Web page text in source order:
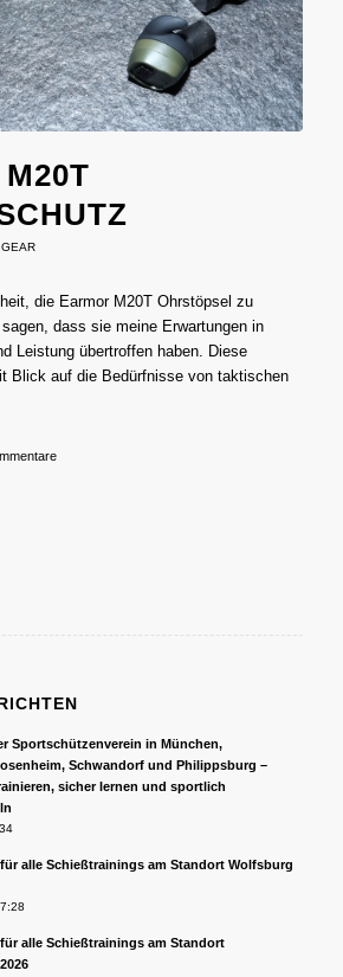
GEAR
die Earmor M20T Ohrstöpsel zu
dass sie meine Erwartungen in
Leistung übertroffen haben. Diese
Blick auf die Bedürfnisse von taktischen
Sportschützenverein in München,
Schwandorf und Philippsburg –
sicher lernen und sportlich
alle Schießtrainings am Standort Wolfsburg
alle Schießtrainings am Standort